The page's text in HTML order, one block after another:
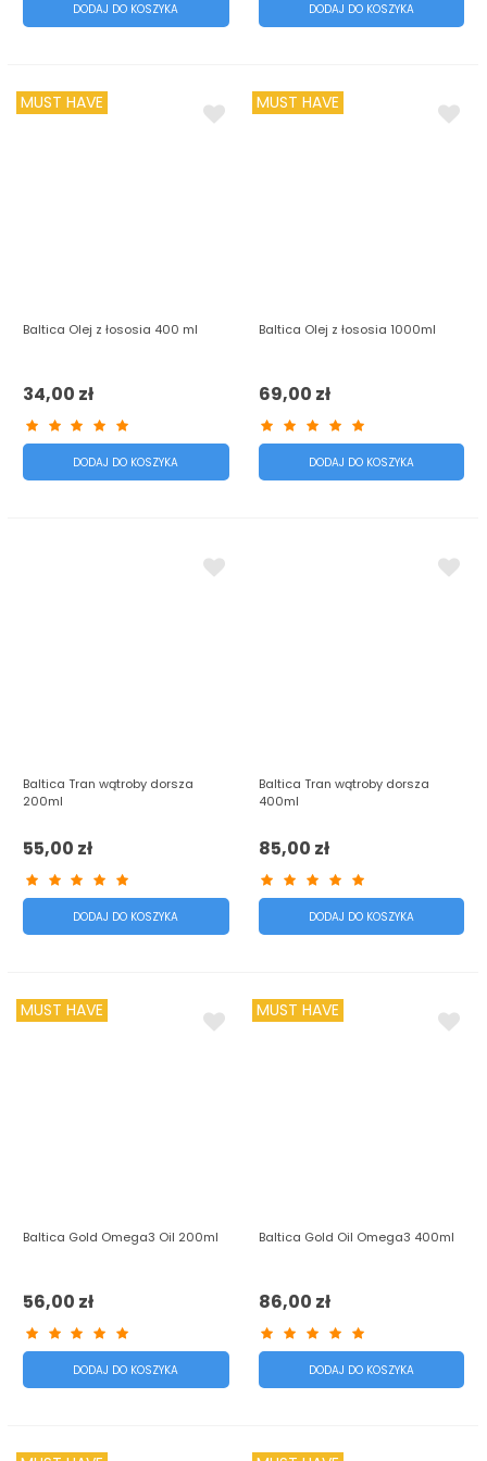
DODAJ DO KOSZYKA DODAJ DO KOSZYKA
MUST HAVE
Baltica Olej z łososia 400 ml
34,00 zł
DODAJ DO KOSZYKA
MUST HAVE
Baltica Olej z łososia 1000ml
69,00 zł
DODAJ DO KOSZYKA
Baltica Tran wątroby dorsza
200ml
55,00 zł
DODAJ DO KOSZYKA
Baltica Tran wątroby dorsza
400ml
85,00 zł
DODAJ DO KOSZYKA
MUST HAVE
Baltica Gold Omega3 Oil 200ml
56,00 zł
DODAJ DO KOSZYKA
MUST HAVE
Baltica Gold Oil Omega3 400ml
86,00 zł
DODAJ DO KOSZYKA